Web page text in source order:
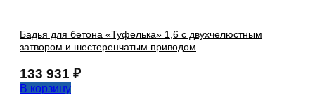
Бадья для бетона «Туфелька» 1,6 с двухчелюстным
затвором и шестеренчатым приводом
133 931 ₽
В корзину